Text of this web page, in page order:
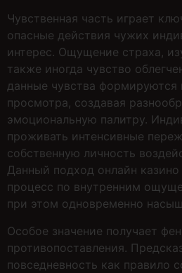
Чувственная часть играет
опасные действия чужих
интерес. Ощущение страха,
также иногда чувство
данные чувства формируются
просмотра, создавая
эмоциональную палитру.
проживать интенсивные
собственную личность
Данный подход онлайн
процесс по внутренним
при этом одновременно
Особое значение получает
противопоставления.
повседневность как правило